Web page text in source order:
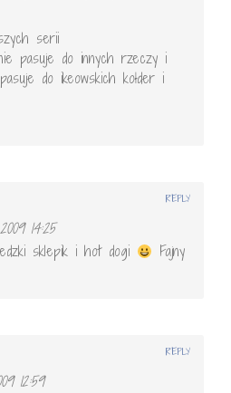
serii
pasuje do innych rzeczy i
do ikeowskich kołder i
14:25
sklepik i hot dogi
Fajny
REPLY
12:59
REPLY